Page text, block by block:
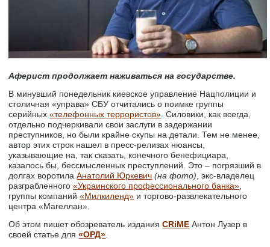
Аферист продолжает наживаться на государстве.
В минувший понедельник киевское управление Нацполиции и
столичная «управа» СБУ отчитались о поимке группы
серийных«телефонных террористов». Силовики, как всегда,
отдельно подчеркивали свои заслуги в задержании
преступников, но были крайне скупы на детали. Тем не менее,
автор этих строк нашел в пресс-релизах нюансы,
указывающие на, так сказать, конечного бенефициара,
казалось бы, бессмысленных преступлений. Это – погрязший в
долгах воротилаАнатолий Юркевич (на фото), экс-владелец
разграбленного«Украинского профессионального банка»,
группы компаний«Милкиленд» и торгово-развлекательного
центра «Магеллан».
Об этом пишет обозреватель изданияCRiME Антон Лузер в
своей статье для«ОРД».